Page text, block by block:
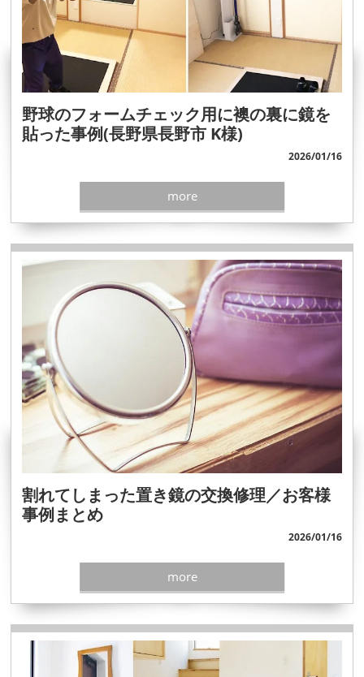
野球のフォームチェック用に襖の裏に鏡を
貼った事例(長野県長野市 K様)
2026/01/16
more
割れてしまった置き鏡の交換修理／お客様
事例まとめ
2026/01/16
more